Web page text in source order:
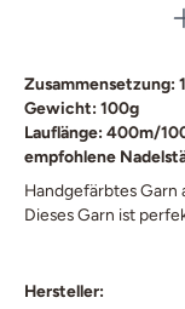
Zusammensetzung:
Gewicht: 100g
Lauflänge: 400m/
empfohlene
Handgefärbtes Garn
Dieses Garn ist
Hersteller: